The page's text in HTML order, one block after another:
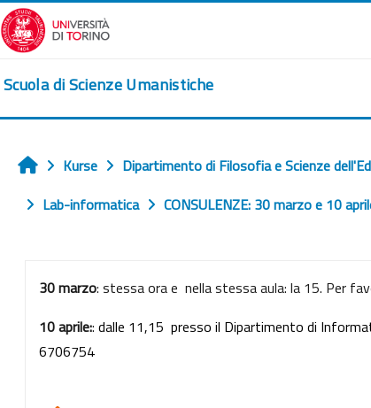
Zum Hauptinhalt
Scuola di Scienze Umanistiche
Startseite
Kurse Dipartimento di Filosofia e Scienze
Lab-informatica
CONSULENZE: 30 marzo e 10
Abschnittsübersicht
30 marzo: stessa ora e nella stessa aula: la 15. Per
10 aprile:: dalle 11,15 presso il Dipartimento di
6706754